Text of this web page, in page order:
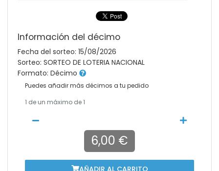
Información del décimo
Fecha del sorteo: 15/08/2026
Sorteo: SORTEO DE LOTERIA NACIONAL
Formato: Décimo
Puedes añadir más décimos a tu pedido
1 de un máximo de 1
6,00 €
AÑADIR AL CARRITO